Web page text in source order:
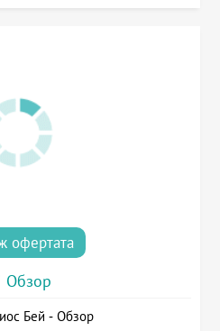
офертата
Обзор
Бей - Обзор